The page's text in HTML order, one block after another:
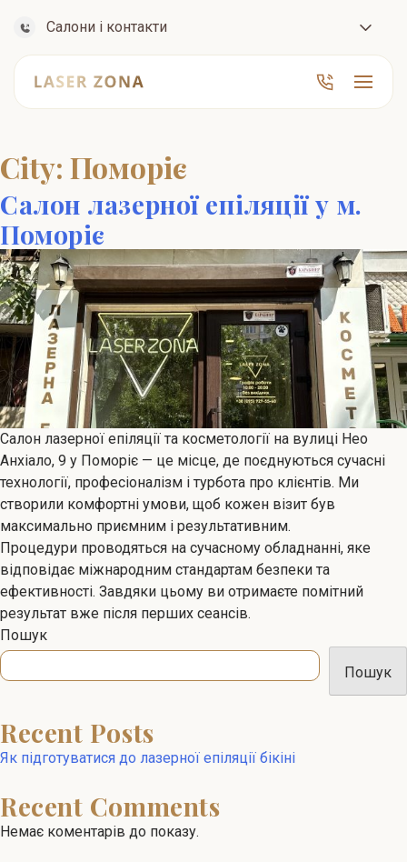
Салони і контакти
City: Поморіє
Салон лазерної епіляції у м.
Поморіє
Салон лазерної епіляції та косметології на вулиці Нео
Анхіало, 9 у Поморіє — це місце, де поєднуються сучасні
технології, професіоналізм і турбота про клієнтів. Ми
створили комфортні умови, щоб кожен візит був
максимально приємним і результативним.
Процедури проводяться на сучасному обладнанні, яке
відповідає міжнародним стандартам безпеки та
ефективності. Завдяки цьому ви отримаєте помітний
результат вже після перших сеансів.
Пошук
Пошук
Recent Posts
Як підготуватися до лазерної епіляції бікіні
Recent Comments
Немає коментарів до показу.